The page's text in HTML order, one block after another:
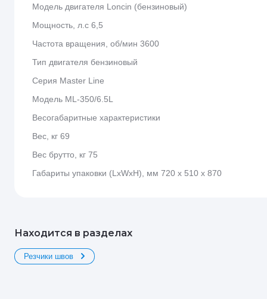
Модель двигателя Loncin (бензиновый)
Мощность, л.с 6,5
Частота вращения, об/мин 3600
Тип двигателя бензиновый
Серия Master Line
Модель ML-350/6.5L
Весогабаритные характеристики
Вес, кг 69
Вес брутто, кг 75
Габариты упаковки (LxWxH), мм 720 х 510 х 870
Находится в разделах
Резчики швов